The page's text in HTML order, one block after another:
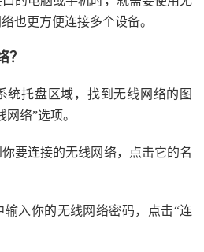
也更方便连接多个设备。
？
统托盘区域，找到无线网络的图
络”选项。
要连接的无线网络，点击它的名
入你的无线网络密码，点击“连